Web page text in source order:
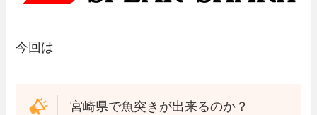
今回は
宮崎県で魚突きが出来るのか？